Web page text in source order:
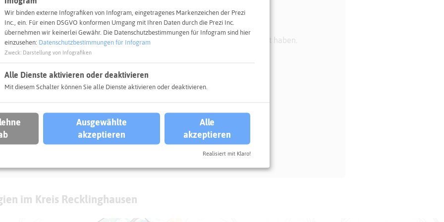
angezeigt werden, wenn Sie der Verwendung von "Infogram" zugestimmt haben.
Entscheidung anpassen
im Kreis Recklinghausen
Wir binden externe Infografiken von Infogram, eingetragenes Markenzeichen der Prezi
Inc., ein. Für einen DSGVO konformen Umgang mit Ihren Daten durch die Prezi Inc.
übernehmen wir keinerlei Gewähr. Die Datenschutzbestimmungen für Infogram sind hier
einzusehen: Datenschutzbestimmungen für Infogram
Zweck: Darstellung von Infografiken
Alle Dienste aktivieren oder deaktivieren
Mit diesem Schalter können Sie alle Dienste aktivieren oder deaktivieren.
Ausgewählte
akzeptieren
Alle
akzeptieren
Realisiert mit Klaro!